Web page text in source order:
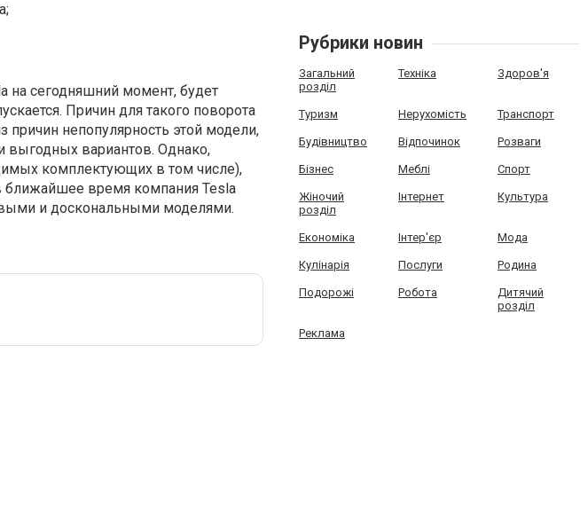
на сегодняшний момент, будет
Причин для такого поворота
причин непопулярность этой модели,
выгодных вариантов. Однако,
комплектующих в том числе),
ближайшее время компания Tesla
и доскональными моделями.
Рубрики новин
Загальний
розділ
Техніка Здоров'я
Туризм Нерухомість Транспорт
Будівництво Відпочинок Розваги
Бізнес Меблі Спорт
Жіночий
розділ
Інтернет Культура
Економіка Інтер'єр Мода
Кулінарія Послуги Родина
Подорожі Робота
Дитячий
розділ
Реклама